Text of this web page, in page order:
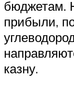
бюджетам.
прибыли,
казну.